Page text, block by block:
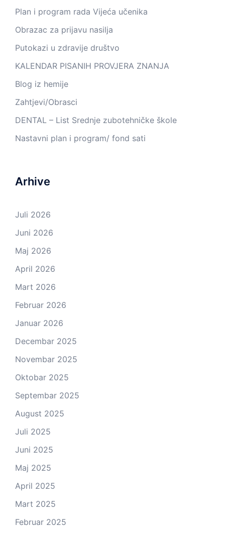
Plan i program rada Vijeća učenika
Obrazac za prijavu nasilja
Putokazi u zdravije društvo
KALENDAR PISANIH PROVJERA ZNANJA
Blog iz hemije
Zahtjevi/Obrasci
DENTAL – List Srednje zubotehničke škole
Nastavni plan i program/ fond sati
Arhive
Juli 2026
Juni 2026
Maj 2026
April 2026
Mart 2026
Februar 2026
Januar 2026
Decembar 2025
Novembar 2025
Oktobar 2025
Septembar 2025
August 2025
Juli 2025
Juni 2025
Maj 2025
April 2025
Mart 2025
Februar 2025